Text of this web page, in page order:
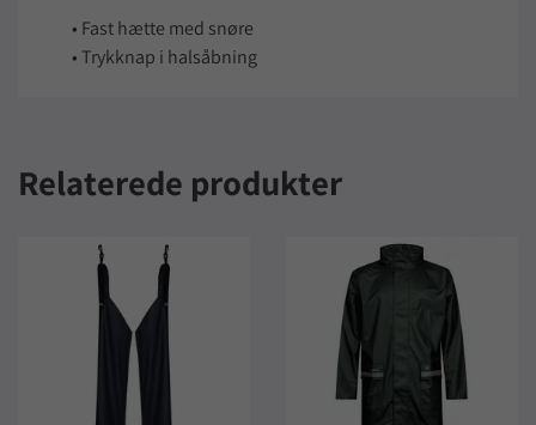
• Fast hætte med snøre
• Trykknap i halsåbning
Relaterede produkter